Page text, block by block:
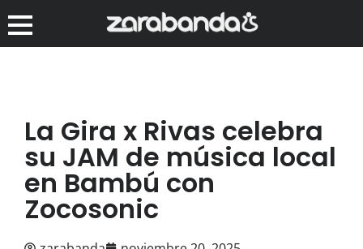
La Gira x Rivas celebra
su JAM de música local
en Bambú con
Zocosonic